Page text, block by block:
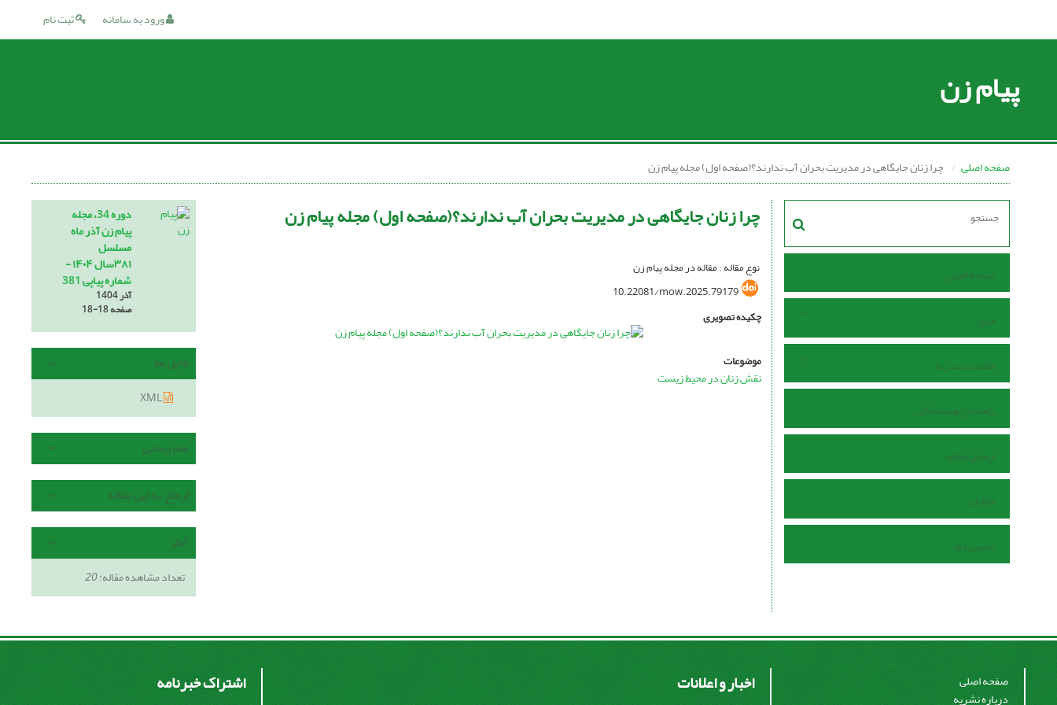
ثبت نام ورود به سامانه
پیام زن
صفحه اصلی چرا زنان جایگاهی در مدیریت بحران آب ندارند؟(صفحه اول) مجله پیام زن
صفحه اصلی
مرور
اطلاعات نشریه
راهنمای نویسندگان
ارسال مقاله
داوران
تماس با ما
چرا زنان جایگاهی در مدیریت بحران آب ندارند؟(صفحه اول) مجله پیام زن
نوع مقاله : مقاله در مجله پیام زن
10.22081/mow.2025.79179
چکیده تصویری
موضوعات
نقش زنان در محیط زیست
دوره 34، مجله
پیام زن آذر ماه
مسلسل
۳۸۱سال ۱۴۰۴ -
شماره پیاپی 381
آذر 1404
صفحه18-18
فایل ها
XML
هم رسانی
ارجاع به این مقاله
آمار
تعداد مشاهده مقاله:20
صفحه اصلی
درباره نشریه
اخبار و اعلانات اشتراک خبرنامه